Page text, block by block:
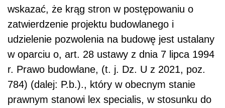
wskazać, że krąg stron w postępowaniu o
zatwierdzenie projektu budowlanego i
udzielenie pozwolenia na budowę jest ustalany
w oparciu o, art. 28 ustawy z dnia 7 lipca 1994
r. Prawo budowlane, (t. j. Dz. U z 2021, poz.
784) (dalej: P.b.)., który w obecnym stanie
prawnym stanowi lex specialis, w stosunku do